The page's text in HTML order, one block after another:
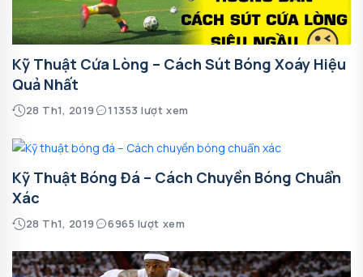
Kỹ Thuật Cứa Lòng – Cách Sút Bóng Xoáy Hiệu
Quả Nhất
28 Th1, 2019 11353 lượt xem
Kỹ Thuật Bóng Đá – Cách Chuyền Bóng Chuẩn
Xác
28 Th1, 2019 6965 lượt xem